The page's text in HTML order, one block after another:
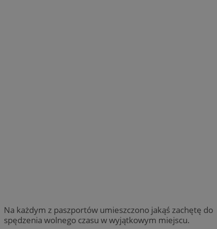
Na każdym z paszportów umieszczono jakąś zachętę do
spędzenia wolnego czasu w wyjątkowym miejscu.